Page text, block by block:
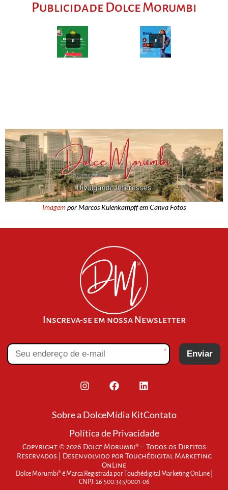
Publicidade Dolce Morumbi
Imagempor Marcos Kulenkampff em Canva Fotos
Inscreva-se em nossa Newsletter
* Enviar
Sobre a DolceMídia KitContato
Política de Privacidade
Copyright © 2026 Dolce Morumbi® – Todos os Direitos
Reservados | Desenvolvido por Touchédigital Marketing
OnLine
Dolce Morumbi® é Marca Registrada por Touchédigital Marketing OnLine |
CNPJ: 26.500.345/0001-06